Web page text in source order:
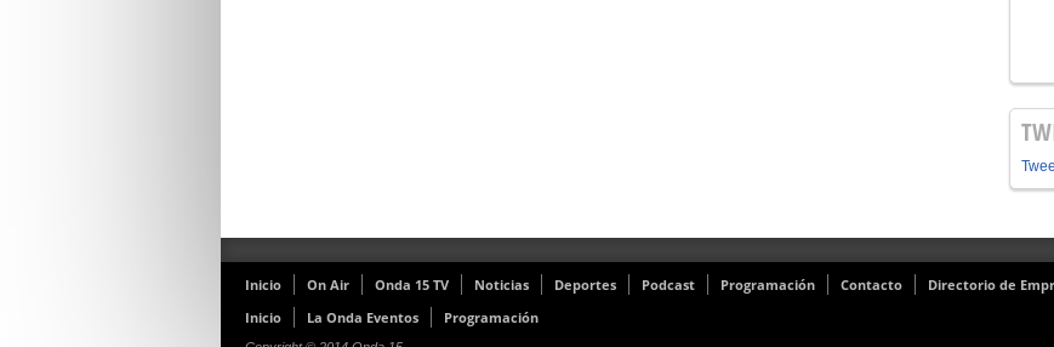
Inicio On Air Onda 15 TV Noticias Deportes Podcast Programación Contacto Directorio de
Inicio
La Onda Eventos Programación